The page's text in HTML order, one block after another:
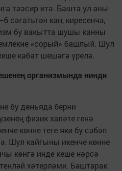
тәэсир итә. Башта ул аны
сәгатьтән кан, киресенчә,
бу вакытта шушы канны
«сорый» башлый. Шул
кабат шешәгә үрелә.
организмында нинди
бу дөньяда берни
физик халәте генә
көнне теге яки бу сәбәп
Шул кайгыны икенче көнне
көнгә инде кеше нәрсә
хәтерләми. Баштарак